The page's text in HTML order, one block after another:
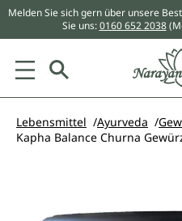
springen
Melden Sie sich gern über unsere
Sie uns:0160 652 2038
Lebensmittel Ayurveda